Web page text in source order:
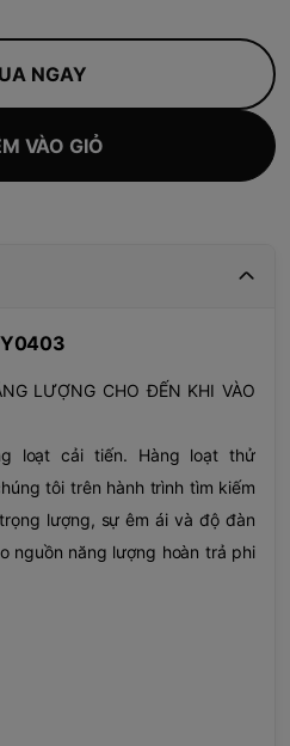
NGAY
VÀO GIỎ
LƯỢNG CHO ĐẾN KHI VÀO
loạt cải tiến. Hàng loạt thử
tôi trên hành trình tìm kiếm
lượng, sự êm ái và độ đàn
nguồn năng lượng hoàn trả phi